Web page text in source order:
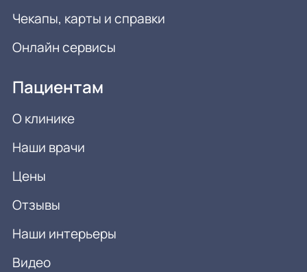
Чекапы, карты и справки
Онлайн сервисы
Пациентам
О клинике
Наши врачи
Цены
Отзывы
Наши интерьеры
Видео